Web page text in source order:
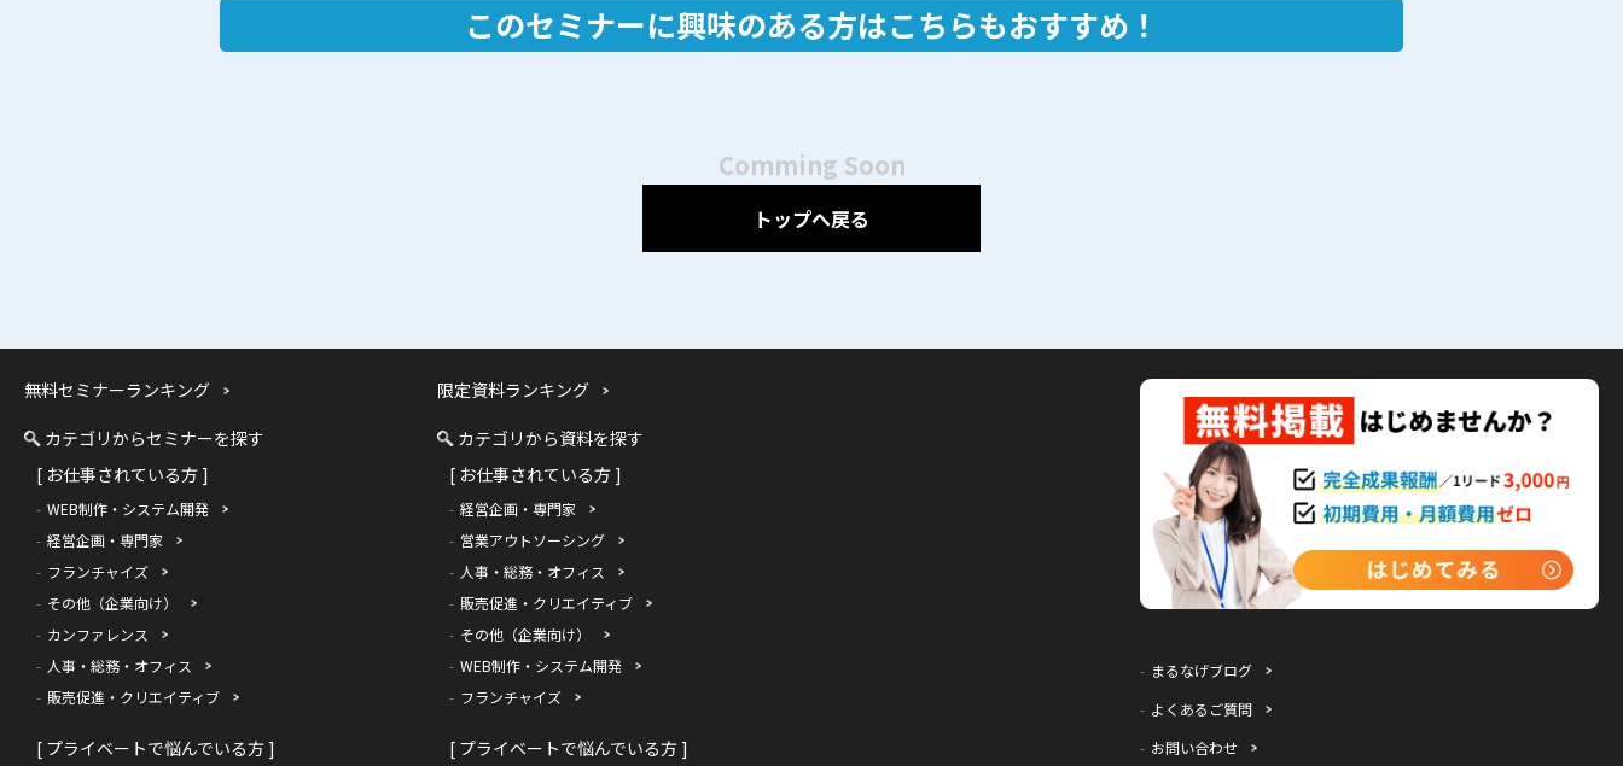
このセミナーに興味のある方はこちらもおすすめ！
Comming Soon
トップへ戻る
無料セミナーランキング
カテゴリからセミナーを探す
[ お仕事されている方 ]
WEB制作・システム開発
経営企画・専門家
フランチャイズ
その他（企業向け）
カンファレンス
人事・総務・オフィス
販売促進・クリエイティブ
[ プライベートで悩んでいる方 ]
限定資料ランキング
カテゴリから資料を探す
[ お仕事されている方 ]
経営企画・専門家
営業アウトソーシング
人事・総務・オフィス
販売促進・クリエイティブ
その他（企業向け）
WEB制作・システム開発
フランチャイズ
[ プライベートで悩んでいる方 ]
まるなげブログ
よくあるご質問
お問い合わせ